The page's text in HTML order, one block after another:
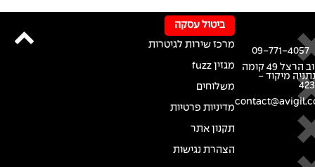
רחוב הרצל 49 קומה
מיקוד -
09-771-4057
ביטול עסקה
מרכז שירות לגיטרות
מגזין fuzz
משלוחים
מדיניות פרטיות
תקנון אתר
הצהרת נגישות